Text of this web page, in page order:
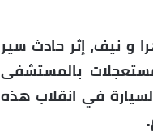
و نيف، إثر حادث سير
بالمستشفى
في انقلاب هذه